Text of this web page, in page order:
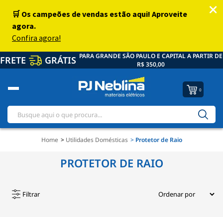
FRETE GRÁTIS PARA GRANDE SÃO PAULO E CAPITAL A PARTIR DE
R$ 350,00
0
Home Utilidades Domésticas Protetor de Raio
PROTETOR DE RAIO
Filtrar